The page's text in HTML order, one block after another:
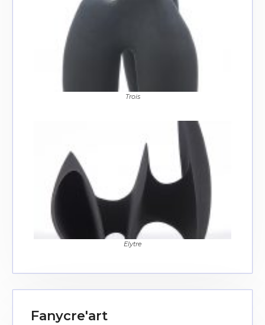
* Champ obligatoire
Statut / Organisation
J'accepte les termes et conditions
Trois
Elytre
Fanycre'art